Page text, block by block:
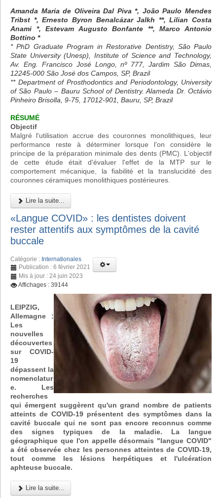
Amanda Maria de Oliveira Dal Piva *, João Paulo Mendes
Tribst *, Ernesto Byron Benalcázar Jalkh **, Lilian Costa
Anami *, Estevam Augusto Bonfante **, Marco Antonio
Bottino *
* PhD Graduate Program in Restorative Dentistry, São Paulo
State University (Unesp), Institute of Science and Technology,
Av. Eng. Francisco José Longo, nº 777, Jardim São Dimas,
12245-000 São José dos Campos, SP, Brazil
** Department of Prosthodontics and Periodontology, University
of São Paulo – Bauru School of Dentistry. Alameda Dr. Octávio
Pinheiro Brisolla, 9-75, 17012-901, Bauru, SP, Brazil
RÉSUMÉ
Objectif
Malgré l'utilisation accrue des couronnes monolithiques, leur
performance reste à déterminer lorsque l'on considère le
principe de la préparation minimale des dents (PMC). L'objectif
de cette étude était d'évaluer l'effet de la MTP sur le
comportement mécanique, la fiabilité et la translucidité des
couronnes céramiques monolithiques postérieures.
Lire la suite...
«Langue COVID» : les dentistes doivent
rester attentifs aux symptômes de la cavité
buccale
Catégorie : Internationales
Publication : 6 février 2021
Mis à jour : 24 juin 2023
Affichages : 39144
LEIPZIG,
Allemagne :
Les
nouvelles
découvertes
sur COVID-
19
dépassent la
nomenclatur
e. Les
recherches
qui émergent suggèrent qu'un grand nombre de patients
atteints de COVID-19 présentent des symptômes dans la
cavité buccale qui ne sont pas encore reconnus comme
des signes typiques de la maladie. La langue
géographique que l'on appelle désormais "langue COVID"
a été observée chez les personnes atteintes de COVID-19,
tout comme les lésions herpétiques et l'ulcération
aphteuse buccale.
Lire la suite...